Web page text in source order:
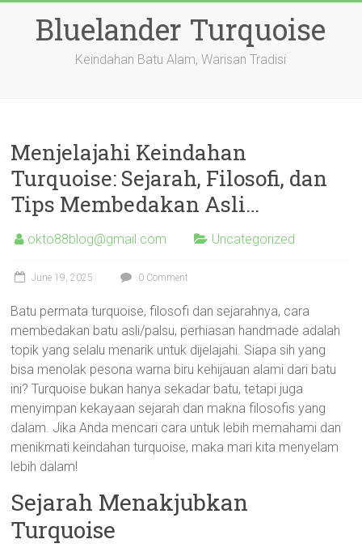
contentBluelander Turquoise
Keindahan Batu Alam, Warisan Tradisi
Menjelajahi Keindahan
Turquoise: Sejarah, Filosofi, dan
Tips Membedakan Asli…
okto88blog@gmail.com Uncategorized
June 19, 2025 0 Comment
Batu permata turquoise, filosofi dan sejarahnya, cara
membedakan batu asli/palsu, perhiasan handmade adalah
topik yang selalu menarik untuk dijelajahi. Siapa sih yang
bisa menolak pesona warna biru kehijauan alami dari batu
ini? Turquoise bukan hanya sekadar batu, tetapi juga
menyimpan kekayaan sejarah dan makna filosofis yang
dalam. Jika Anda mencari cara untuk lebih memahami dan
menikmati keindahan turquoise, maka mari kita menyelam
lebih dalam!
Sejarah Menakjubkan
Turquoise